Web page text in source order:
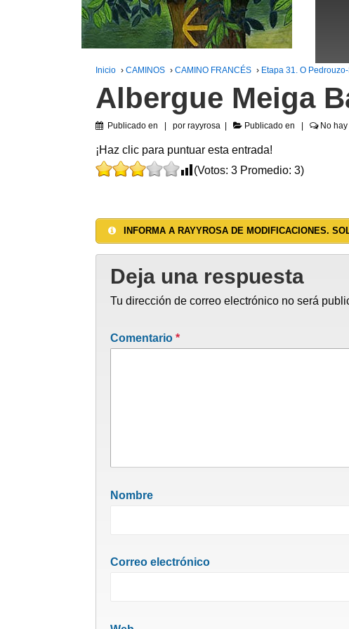
Inicio › CAMINOS › CAMINO FRANCÉS › Etapa 31. O
Albergue Meiga
Publicado en por rayyrosa Publicado en No
¡Haz clic para puntuar esta entrada!
(Votos: 3Promedio: 3)
INFORMA A RAYYROSA DE MODIFICACIONES.
Deja una respuesta
Tu dirección de correo electrónico no será
Comentario *
Nombre
Correo electrónico